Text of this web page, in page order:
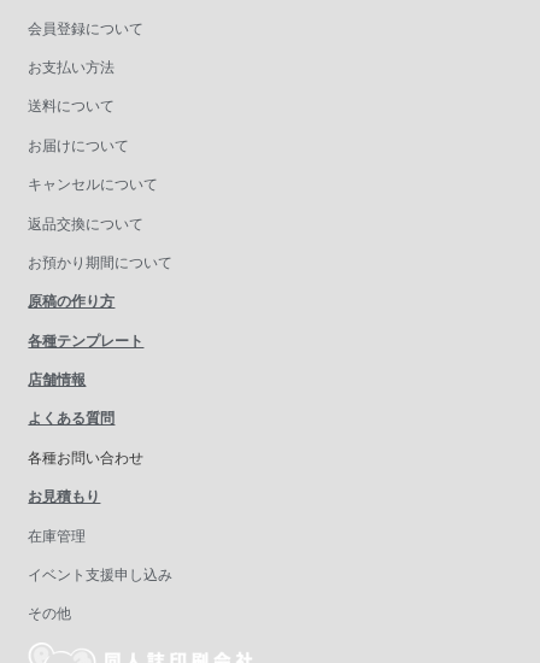
会員登録について
お支払い方法
送料について
お届けについて
キャンセルについて
返品交換について
お預かり期間について
原稿の作り方
各種テンプレート
店舗情報
よくある質問
各種お問い合わせ
お見積もり
在庫管理
イベント支援申し込み
その他